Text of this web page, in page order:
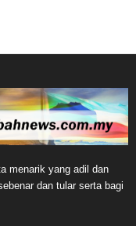
menarik yang adil dan
dan tular serta bagi